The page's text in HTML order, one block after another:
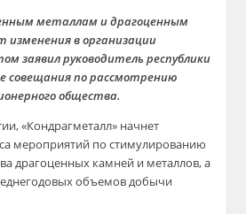
металлам и драгоценным
в организации
заявил руководитель республики
совещания по рассмотрению
общества.
«Кондрагметалл» начнет
мероприятий по стимулированию
драгоценных камней и металлов, а
объемов добычи